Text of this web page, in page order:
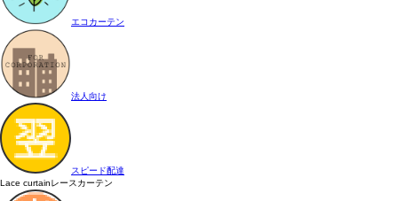
エコカーテン
法人向け
スピード配達
Lace curtainレースカーテン